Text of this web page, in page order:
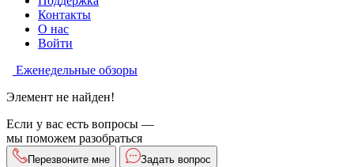
Контакты
О нас
Войти
Еженедельные обзоры
Элемент не найден!
Если у вас есть вопросы —
мы поможем разобраться
Перезвоните мне Задать вопрос